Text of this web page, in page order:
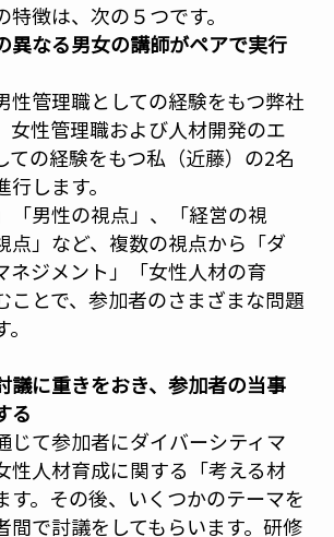
徴は、次の５つです。
異なる男女の講師がペアで実行
性管理職としての経験をもつ弊社
女性管理職および人材開発のエ
ての経験をもつ私（近藤）の2名
します。
「男性の視点」、「経営の視
点」など、複数の視点から「ダ
ネジメント」「女性人材の育
ことで、参加者のさまざまな問題
議に重きをおき、参加者の当事
る
じて参加者にダイバーシティマ
性人材育成に関する「考える材
す。その後、いくつかのテーマを
間で討議をしてもらいます。研修